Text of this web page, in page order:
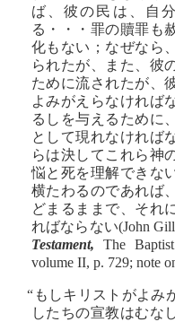
ば、彼の民は、自
る・・・罪の贖罪も
化もない；なぜなら
られたが、また、彼
ために流されたが、
よみがえらなければ
るしを与えるために
として現れなければ
らは決してこれら神
悩と死を理解できな
横たわるのであれば
どまるままで、それ
ればならない(John
Testament, The
volume II, p. 729; note
“もしキリストがよみ
したちの宣教はむな